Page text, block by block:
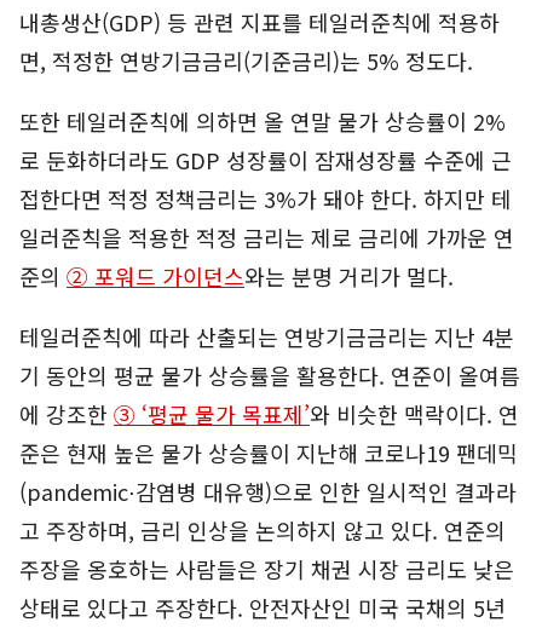
내총생산(GDP) 등 관련 지표를 테일러준칙에 적용하
면, 적정한 연방기금금리(기준금리)는 5% 정도다.
또한 테일러준칙에 의하면 올 연말 물가 상승률이 2%
로 둔화하더라도 GDP 성장률이 잠재성장률 수준에 근
접한다면 적정 정책금리는 3%가 돼야 한다. 하지만 테
일러준칙을 적용한 적정 금리는 제로 금리에 가까운 연
준의 ② 포워드 가이던스와는 분명 거리가 멀다.
테일러준칙에 따라 산출되는 연방기금금리는 지난 4분
기 동안의 평균 물가 상승률을 활용한다. 연준이 올여름
에 강조한 ③ ‘평균 물가 목표제’와 비슷한 맥락이다. 연
준은 현재 높은 물가 상승률이 지난해 코로나19 팬데믹
(pandemic⋅감염병 대유행)으로 인한 일시적인 결과라
고 주장하며, 금리 인상을 논의하지 않고 있다. 연준의
주장을 옹호하는 사람들은 장기 채권 시장 금리도 낮은
상태로 있다고 주장한다. 안전자산인 미국 국채의 5년